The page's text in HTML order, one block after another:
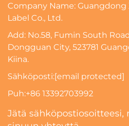
Company Name:
Label Co., Ltd.
Add: No.58, Fumin South
Dongguan City, 523781
Kiina.
Sähköposti:[email protected]
Puh:+86 13392703992
Jätä